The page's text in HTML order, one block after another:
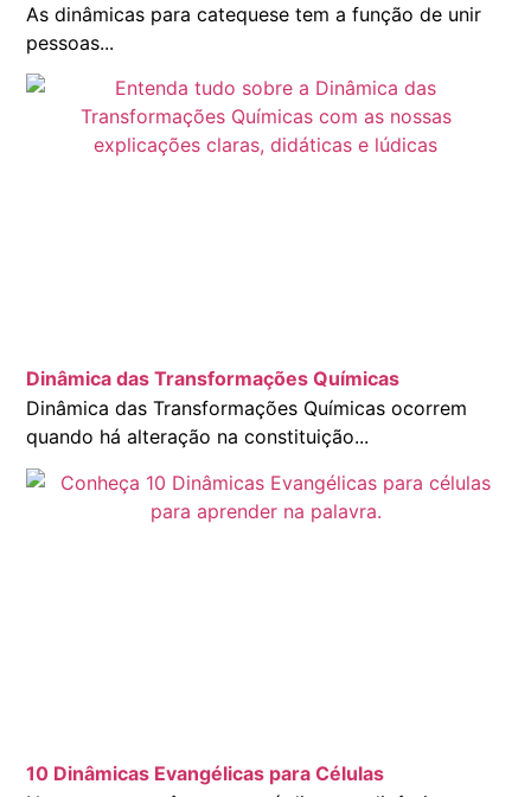
As dinâmicas para catequese tem a função de unir
pessoas...
Dinâmica das Transformações Químicas
Dinâmica das Transformações Químicas ocorrem
quando há alteração na constituição...
10 Dinâmicas Evangélicas para Células